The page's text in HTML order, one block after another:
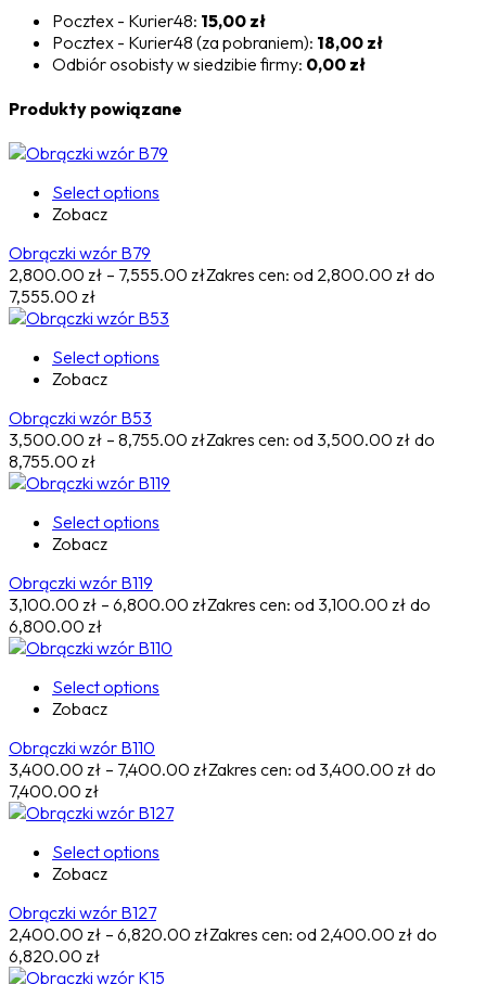
Pocztex - Kurier48: 15,00 zł
Pocztex - Kurier48 (za pobraniem): 18,00 zł
Odbiór osobisty w siedzibie firmy: 0,00 zł
Produkty powiązane
Select options
Zobacz
Obrączki wzór B79
2,800.00 zł – 7,555.00 złZakres cen: od 2,800.00 zł do
7,555.00 zł
Select options
Zobacz
Obrączki wzór B53
3,500.00 zł – 8,755.00 złZakres cen: od 3,500.00 zł do
8,755.00 zł
Select options
Zobacz
Obrączki wzór B119
3,100.00 zł – 6,800.00 złZakres cen: od 3,100.00 zł do
6,800.00 zł
Select options
Zobacz
Obrączki wzór B110
3,400.00 zł – 7,400.00 złZakres cen: od 3,400.00 zł do
7,400.00 zł
Select options
Zobacz
Obrączki wzór B127
2,400.00 zł – 6,820.00 złZakres cen: od 2,400.00 zł do
6,820.00 zł